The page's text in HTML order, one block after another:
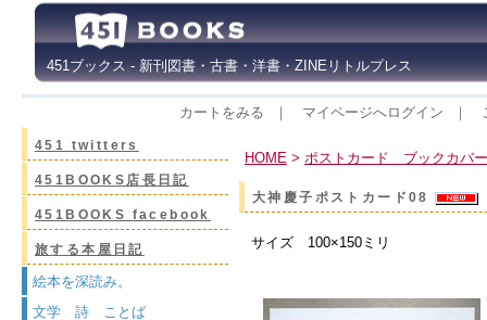
451ブックス - 新刊図書・古書・洋書・ZINEリトルプレス
カートをみる ｜ マイページへログイン ｜
451 twitters
451BOOKS店長日記
451BOOKS facebook
旅する本屋日記
絵本を深読み。
文学 詩 ことば
HOME > ポストカード ブックカバ
大神慶子ポストカード08
サイズ 100×150ミリ